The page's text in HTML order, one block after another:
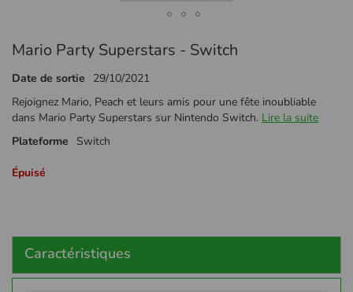
au
de
la
Galerie
Mario Party Superstars - Switch
Date de sortie
29/10/2021
Rejoignez Mario, Peach et leurs amis pour une fête inoubliable
dans Mario Party Superstars sur Nintendo Switch. Lire la suite
Plateforme
Switch
Épuisé
Caractéristiques